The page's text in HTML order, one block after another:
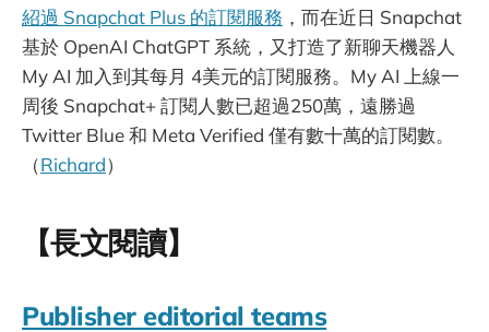
紹過 Snapchat Plus 的訂閱服務 ，而在近日 Snapchat
基於 OpenAI ChatGPT 系統，又打造了新聊天機器人
My AI 加入到其每月 4美元的訂閱服務。My AI 上線一
周後 Snapchat+ 訂閱人數已超過250萬，遠勝過
Twitter Blue 和 Meta Verified 僅有數十萬的訂閱數。
（Richard）
【長文閱讀】
Publisher editorial teams